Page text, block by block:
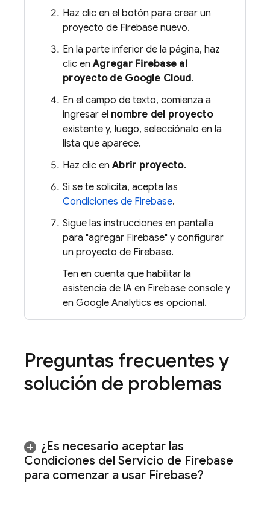
Haz clic en el botón para crear un
proyecto de Firebase nuevo.
En la parte inferior de la página, haz
clic enAgregar Firebase al
proyecto de Google Cloud.
En el campo de texto, comienza a
ingresar el nombre del proyecto
existente y, luego, selecciónalo en la
lista que aparece.
Haz clic enAbrir proyecto.
Si se te solicita, acepta las
Condiciones de Firebase.
Sigue las instrucciones en pantalla
para "agregar Firebase" y configurar
un proyecto de Firebase.
Ten en cuenta que habilitar la
asistencia de IA en Firebase console y
en Google Analytics es opcional.
Preguntas frecuentes y
solución de problemas
¿Es necesario aceptar las
Condiciones del Servicio de Firebase
para comenzar a usar Firebase?